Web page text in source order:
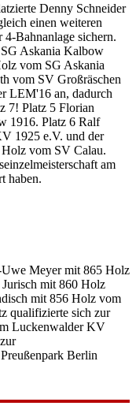
Denny Schneider
einen weiteren
4-Bahnanlage sichern.
Askania Kalbow
vom SG Askania
vom SV Großräschen
LEM'16 an, dadurch
7! Platz 5 Florian
1916. Platz 6 Ralf
1925 e.V. und der
vom SV Calau.
am
haben.
Uwe Meyer mit 865 Holz
mit 860 Holz
mit 856 Holz vom
qualifizierte sich zur
Luckenwalder KV
Berlin